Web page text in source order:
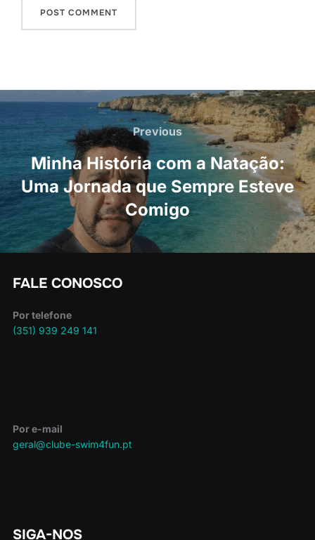
Navegação
de
artigos
Previous
Previous
Minha História com a Natação:
Uma Jornada que Sempre Esteve
Comigo
FALE CONOSCO
Por telefone
(351) 939 249 141
Por e-mail
geral@clube-swim4fun.pt
SIGA-NOS